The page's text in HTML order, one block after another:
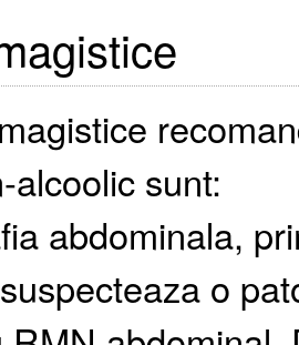
alcoolic sunt:
abdominala,
o